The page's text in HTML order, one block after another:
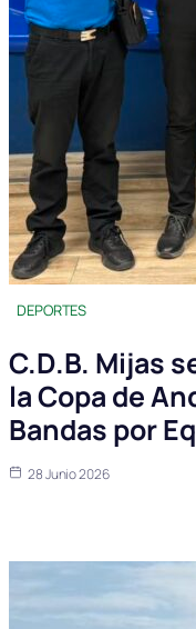
DEPORTES
C.D.B. Mijas
la Copa de
Bandas por
28 Junio 2026